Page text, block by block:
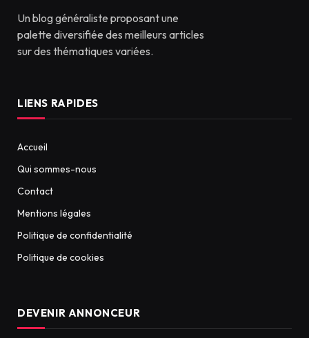
Un blog généraliste proposant une
palette diversifiée des meilleurs articles
sur des thématiques variées.
LIENS RAPIDES
Accueil
Qui sommes-nous
Contact
Mentions légales
Politique de confidentialité
Politique de cookies
DEVENIR ANNONCEUR